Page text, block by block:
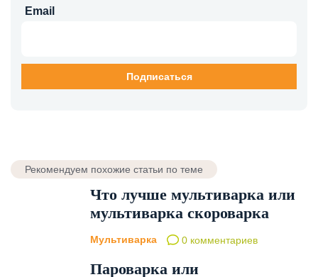
Email
Рекомендуем похожие статьи по теме
Что лучше мультиварка или
мультиварка скороварка
Мультиварка 0 комментариев
Пароварка или